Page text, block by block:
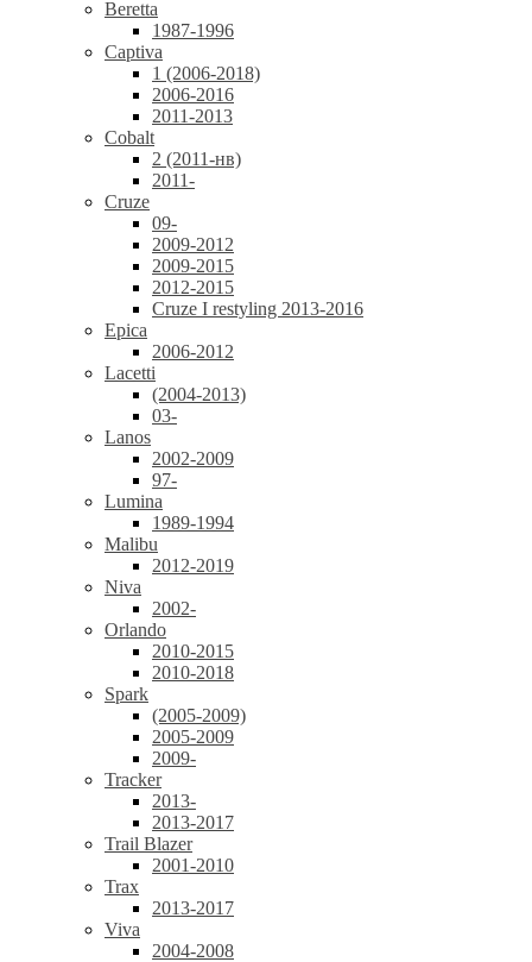
Beretta
1987-1996
Captiva
1 (2006-2018)
2006-2016
2011-2013
Cobalt
2 (2011-нв)
2011-
Cruze
09-
2009-2012
2009-2015
2012-2015
Cruze I restyling 2013-2016
Epica
2006-2012
Lacetti
(2004-2013)
03-
Lanos
2002-2009
97-
Lumina
1989-1994
Malibu
2012-2019
Niva
2002-
Orlando
2010-2015
2010-2018
Spark
(2005-2009)
2005-2009
2009-
Tracker
2013-
2013-2017
Trail Blazer
2001-2010
Trax
2013-2017
Viva
2004-2008